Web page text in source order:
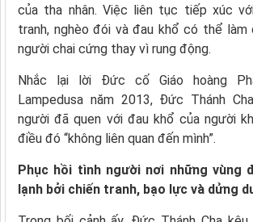
của tha nhân. Việc liên tục tiếp xúc
tranh, nghèo đói và đau khổ có thể
người chai cứng thay vì rung động.
Nhắc lại lời Đức cố Giáo hoàng
Lampedusa năm 2013, Đức Thánh
người đã quen với đau khổ của người
điều đó “không liên quan đến mình”.
Phục hồi tình người nơi những vùng
lạnh bởi chiến tranh, bạo lực và dửng